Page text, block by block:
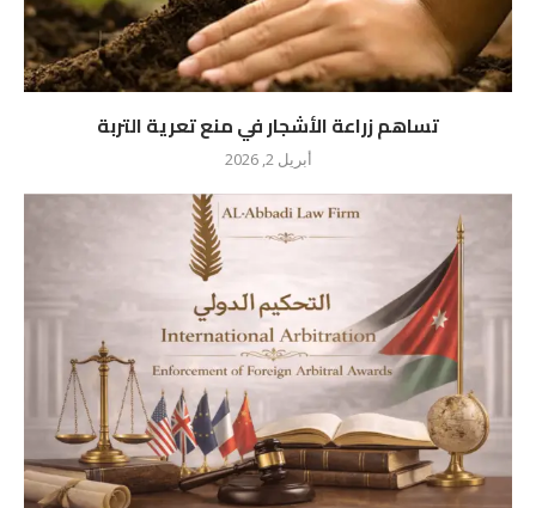
تساهم زراعة الأشجار في منع تعرية التربة
أبريل 2, 2026